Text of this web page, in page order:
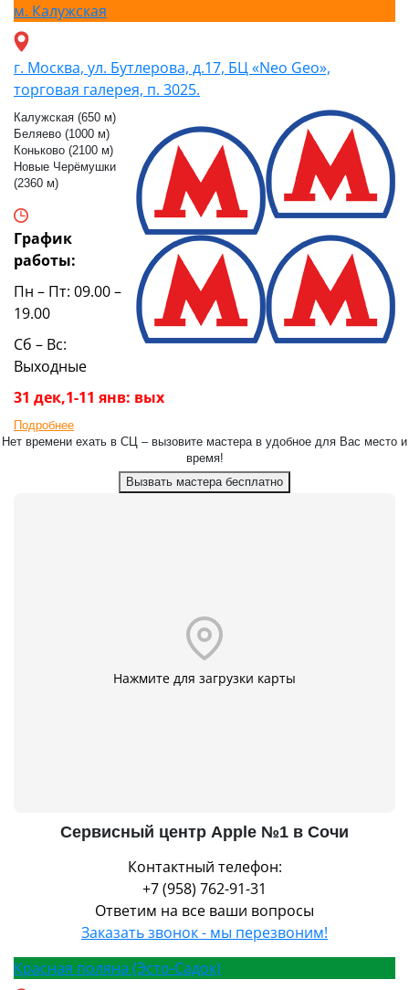
м. Калужская
г. Москва, ул. Бутлерова, д.17, БЦ «Neo Geo»,
торговая галерея, п. 3025.
Калужская (650 м)
Беляево (1000 м)
Коньково (2100 м)
Новые Черёмушки
(2360 м)
График
работы:
Пн – Пт: 09.00 –
19.00
Сб – Вс:
Выходные
31 дек,1-11 янв: вых
Подробнее
Нет времени ехать в СЦ – вызовите мастера в удобное для Вас место и
время!
Вызвать мастера бесплатно
Нажмите для загрузки карты
Сервисный центр Apple №1 в Сочи
Контактный телефон:
+7 (958) 762-91-31
Ответим на все ваши вопросы
Заказать звонок - мы перезвоним!
Красная поляна (Эсто-Садок)